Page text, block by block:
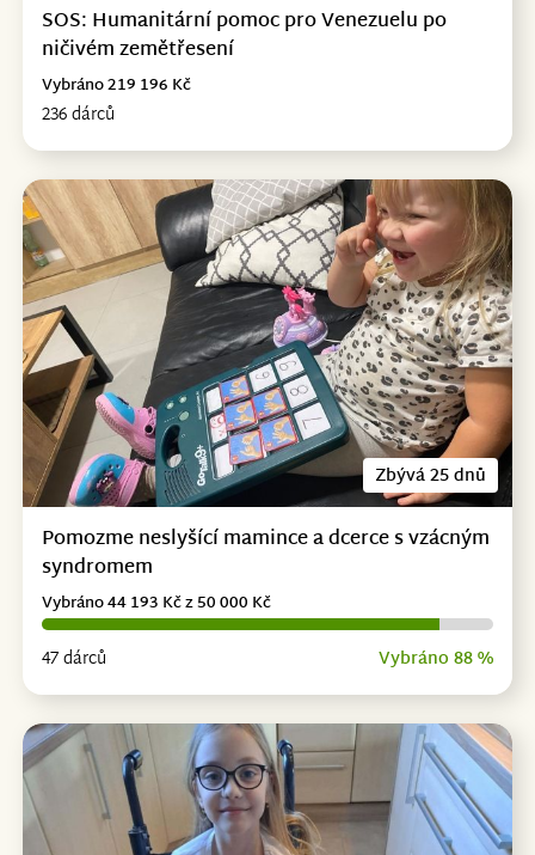
SOS: Humanitární pomoc pro Venezuelu po
ničivém zemětřesení
236 dárců
Vybráno 219 196 Kč
Zbývá 25 dnů
Pomozme neslyšící mamince a dcerce s vzácným
syndromem
47 dárců Vybráno 88 %
Vybráno 44 193 Kč z 50 000 Kč